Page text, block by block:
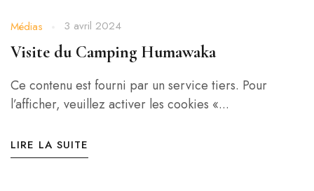
Médias 3 avril 2024
Visite du Camping Humawaka
Ce contenu est fourni par un service tiers. Pour
l’afficher, veuillez activer les cookies «...
LIRE LA SUITE